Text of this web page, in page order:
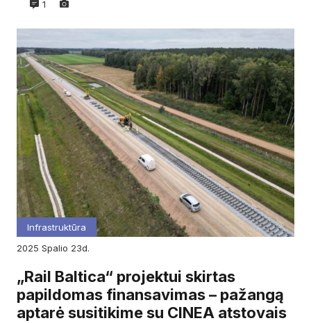
1
Infrastruktūra
2025
spalio 23d.
„Rail Baltica“ projektui skirtas
papildomas finansavimas – pažangą
aptarė susitikime su CINEA atstovais